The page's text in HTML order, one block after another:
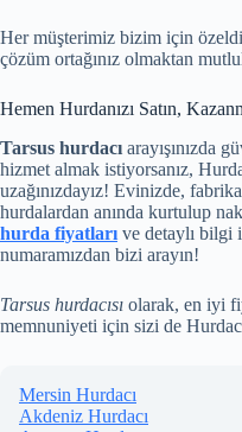
Her müşterimiz bizim için
çözüm ortağınız olmaktan
Hemen Hurdanızı Satın,
Tarsus hurdacı arayışınızda
hizmet almak istiyorsanız,
uzağınızdayız! Evinizde,
hurdalardan anında kurtulup
hurda fiyatları ve detaylı bilgi
numaramızdan bizi arayın!
Tarsus hurdacısı olarak, en iyi
memnuniyeti için sizi de
Mersin Hurdacı
Akdeniz Hurdacı